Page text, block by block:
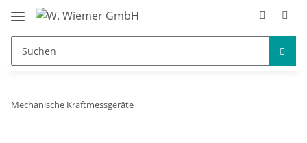
Mechanische Kraftmessgeräte